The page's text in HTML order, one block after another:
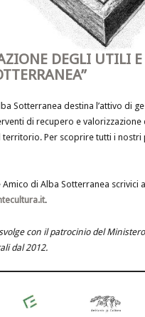
DEGLI UTILI
Sotterranea destina l’attivo di
di recupero e valorizzazione
territorio. Per scoprire tutti i nostri
Amico di Alba Sotterranea scrivici a
.
con il patrocinio del
dal 2012.